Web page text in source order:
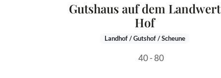
Gutshaus auf dem Landwert
Hof
Landhof / Gutshof / Scheune
40 - 80